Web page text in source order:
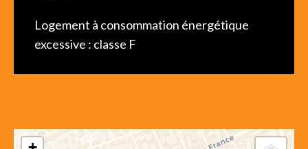
Logement à consommation énergétique
excessive : classe F